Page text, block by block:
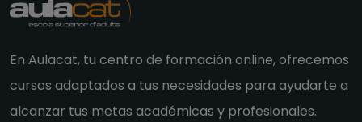
En Aulacat, tu centro de formación online, ofrecemos
cursos adaptados a tus necesidades para ayudarte a
alcanzar tus metas académicas y profesionales.